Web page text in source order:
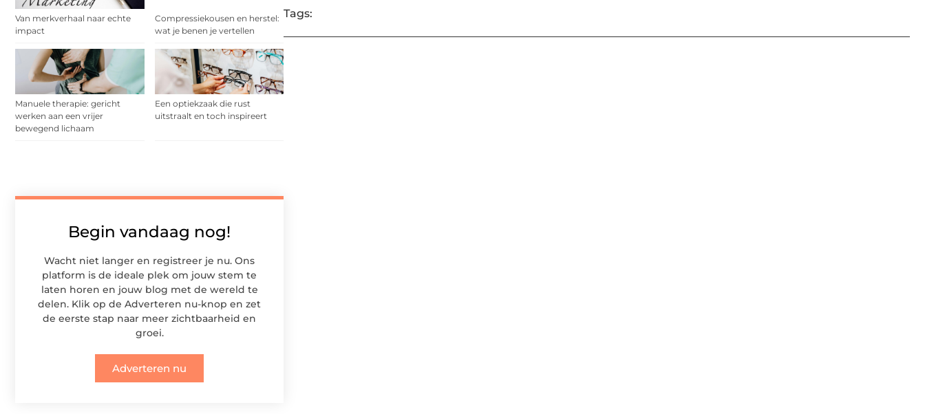
Van merkverhaal naar echte
impact
Compressiekousen en herstel:
wat je benen je vertellen
Manuele therapie: gericht
werken aan een vrijer
bewegend lichaam
Een optiekzaak die rust
uitstraalt en toch inspireert
Begin vandaag nog!
Wacht niet langer en registreer je nu. Ons
platform is de ideale plek om jouw stem te
laten horen en jouw blog met de wereld te
delen. Klik op de Adverteren nu-knop en zet
de eerste stap naar meer zichtbaarheid en
groei.
Adverteren nu
Tags: